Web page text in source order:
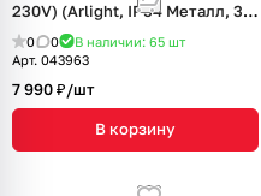
230V) (Arlight, IP54 Металл, 3
года)
0 0 В наличии: 65 шт
Арт. 043963
7 990 ₽/шт
В корзину